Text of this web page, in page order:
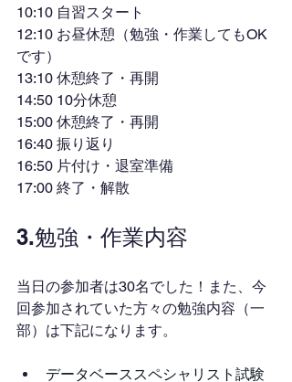
10:10 自習スタート
12:10 お昼休憩（勉強・作業してもOK
です）
13:10 休憩終了・再開
14:50 10分休憩
15:00 休憩終了・再開
16:40 振り返り
16:50 片付け・退室準備
17:00 終了・解散
3.勉強・作業内容
当日の参加者は30名でした！また、今
回参加されていた方々の勉強内容（一
部）は下記になります。
データベーススペシャリスト試験